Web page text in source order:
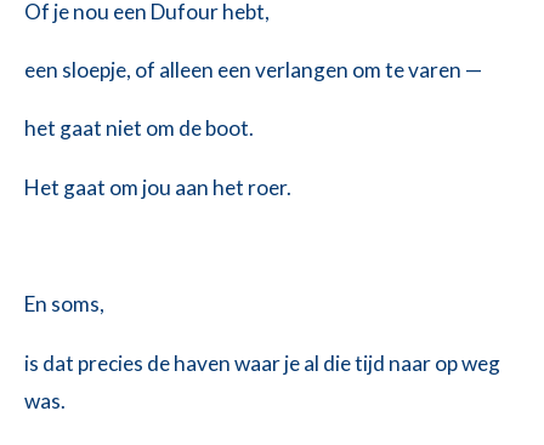
Of je nou een Dufour hebt,
een sloepje, of alleen een verlangen om te varen —
het gaat niet om de boot.
Het gaat om jou aan het roer.
En soms,
is dat precies de haven waar je al die tijd naar op weg
was.